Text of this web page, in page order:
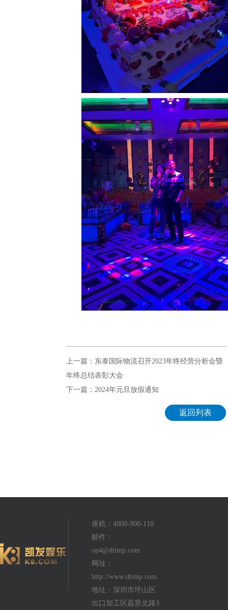
上一篇：东泰国际物流召开2023年终经营分析会暨
年终总结表彰大会
下一篇：2024年元旦放假通知
返回列表
座机：4000-900-118
邮件：
op4@dtimp.com
网址：
http://www.dtimp.com
地址：深圳市坪山区
出口加工区荔景北路3